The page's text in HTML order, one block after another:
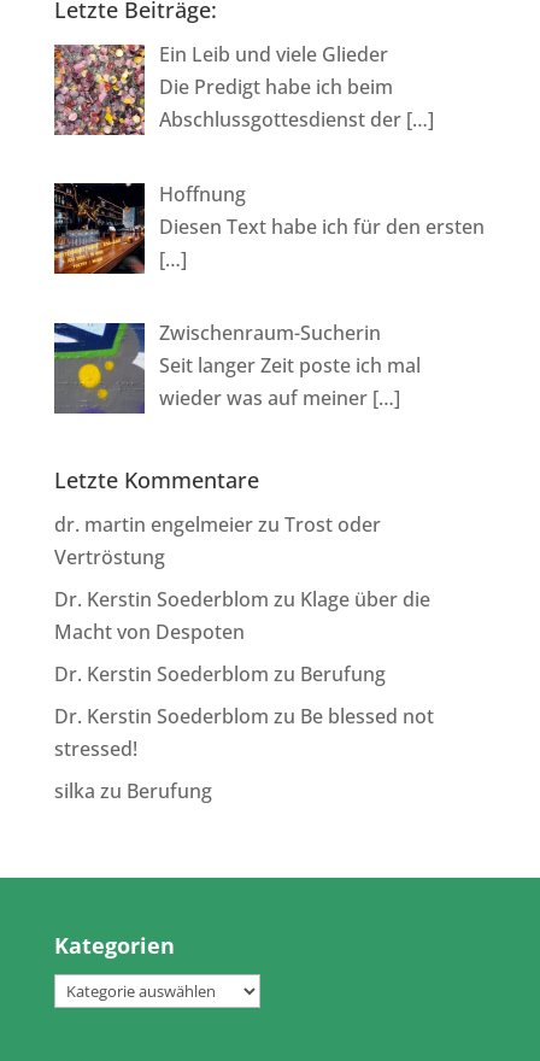
t
i
v
e
:
Letzte Beiträge:
Ein Leib und viele Glieder
Die Predigt habe ich beim
Abschlussgottesdienst der […]
Hoffnung
Diesen Text habe ich für den ersten
[…]
Zwischenraum-Sucherin
Seit langer Zeit poste ich mal
wieder was auf meiner […]
Letzte Kommentare
dr. martin engelmeierzu Trost oder
Vertröstung
Dr. Kerstin Soederblom zu Klage über die
Macht von Despoten
Dr. Kerstin Soederblom zu Berufung
Dr. Kerstin Soederblom zu Be blessed not
stressed!
silka zu Berufung
Kategorien
Kategorien